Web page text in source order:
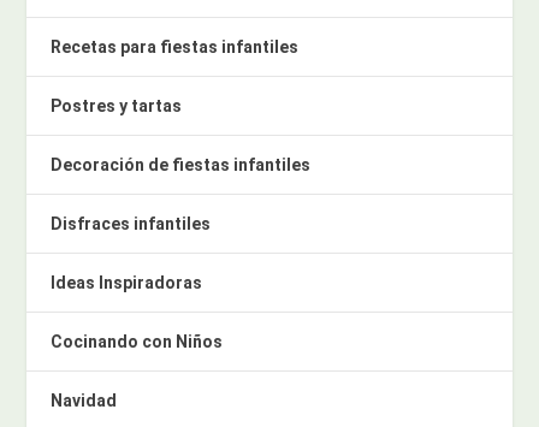
Recetas para fiestas infantiles
Postres y tartas
Decoración de fiestas infantiles
Disfraces infantiles
Ideas Inspiradoras
Cocinando con Niños
Navidad